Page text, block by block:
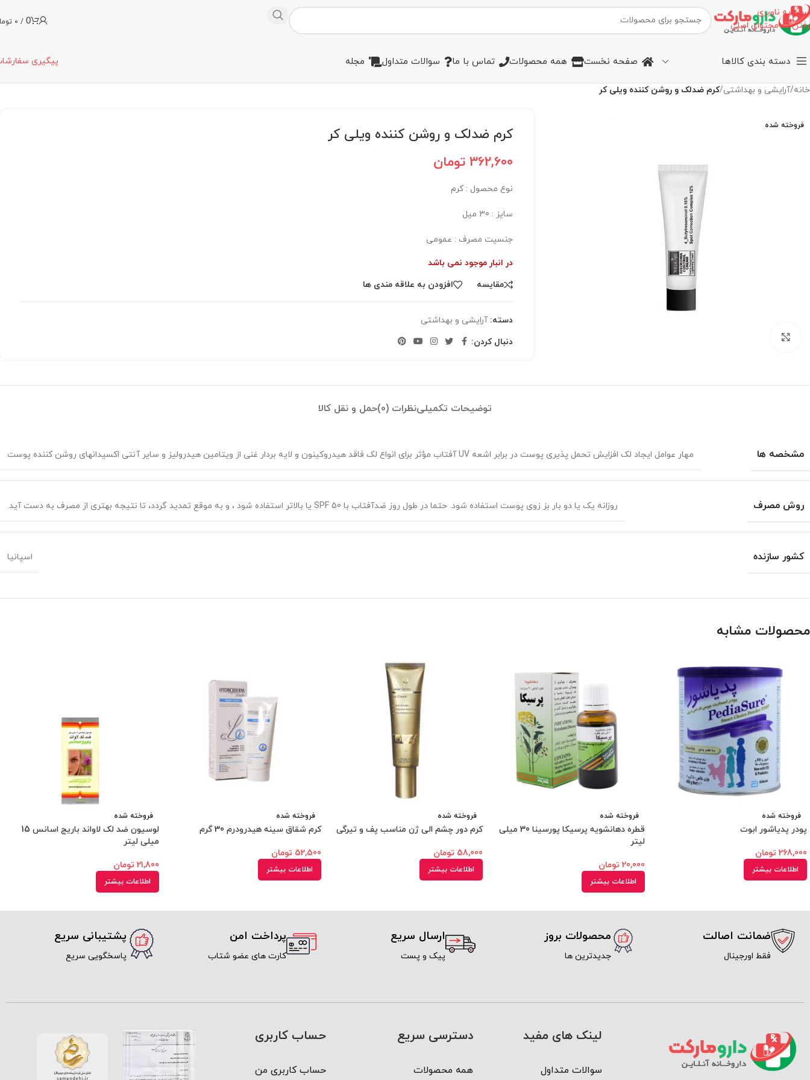
پرش به ناوبری
رفتن به محتوای اصلی
0
/
0
دسته بندی کالاها صفحه نخست همه محصولات تماس با ما سوالات متداول مجله پیگیری
خانه/آرایشی و بهداشتی/کرم ضدلک و روشن کننده ویلی کر
فروخته شده
کرم ضدلک و روشن کننده ویلی کر
362,600 تومان
نوع محصول : کرم
سایز : 30 میل
جنسیت مصرف : عمومی
در انبار موجود نمی باشد
مقایسه
افزودن به علاقه مندی ها
دسته: آرایشی و بهداشتی
دنبال کردن:
توضیحات تکمیلینظرات (0) حمل و نقل کالا
مشخصه ها مهار عوامل ایجاد لک افزایش تحمل پذیری پوست در برابر اشعه UV آفتاب مؤثر برای انواع لک فاقد هیدروکینون و لایه بردار غنی از ویتامین هیدرولیز و سایر آنتی اکسیدانهای روشن کننده پوست
روش مصرف روزانه یک یا دو بار بز زوی پوست استفاده شود. حتما در طول روز ضدآفتاب با SPF 50 یا بالاتر استفاده شود ، و به موقع تمدید گردد، تا نتیجه بهتری از مصرف به دست آید.
کشور سازنده اسپانیا
محصولات مشابه
فروخته شده
پودر پدیاشور ابوت
268,000 تومان
اطلاعات بیشتر
فروخته شده
قطره دهانشویه پرسیکا پورسینا 30 میلی
لیتر
20,000 تومان
اطلاعات بیشتر
فروخته شده
کرم دور چشم الی ژن مناسب پف و تیرگی
58,000 تومان
اطلاعات بیشتر
فروخته شده
کرم شقاق سینه هیدرودرم 30 گرم
52,500 تومان
اطلاعات بیشتر
فروخته شده
لوسیون ضد لک لاواند باریج اسانس 15
میلی لیتر
21,800 تومان
اطلاعات بیشتر
ضمانت اصالت
فقط اورجینال
محصولات بروز
جدیدترین ها
ارسال سریع
پیک و پست
پرداخت امن
کارت های عضو شتاب
پشتیبانی سریع
پاسخگویی سریع
لینک های مفید
سوالات متداول
دسترسی سریع
همه محصولات
حساب کاربری
حساب کاربری من